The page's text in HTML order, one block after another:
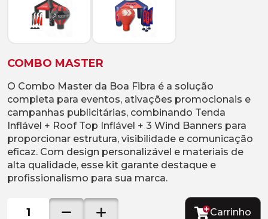
COMBO MASTER
O Combo Master da Boa Fibra é a solução
completa para eventos, ativações promocionais e
campanhas publicitárias, combinando Tenda
Inflável + Roof Top Inflável + 3 Wind Banners para
proporcionar estrutura, visibilidade e comunicação
eficaz. Com design personalizável e materiais de
alta qualidade, esse kit garante destaque e
profissionalismo para sua marca.
Carrinho